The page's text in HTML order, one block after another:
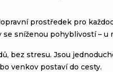
prostředek pro
sníženou pohyblivostí – u
bez stresu. Jsou
venkov postaví do cesty.